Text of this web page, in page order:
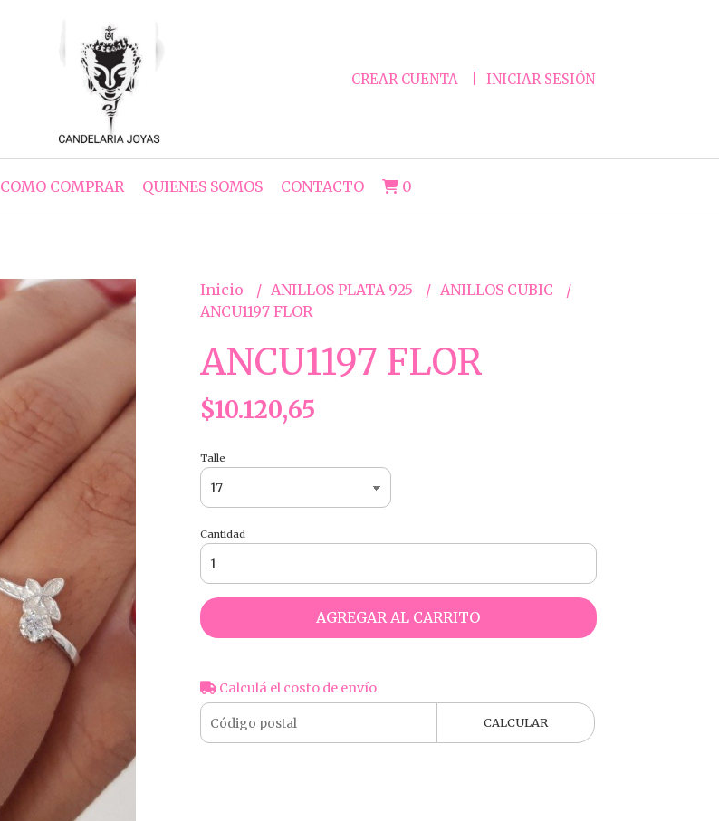
CREAR CUENTA INICIAR SESIÓN
COMO COMPRAR QUIENES SOMOS CONTACTO 0
Inicio ANILLOS PLATA 925
ANILLOS CUBIC
ANCU1197 FLOR
ANCU1197 FLOR
$10.120,65
Talle
Cantidad
AGREGAR AL CARRITO
Calculá el costo de envío
CALCULAR